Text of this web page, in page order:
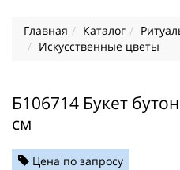
Главная Каталог
Искусственные цветы
Б106714 Букет
см
Цена по запросу